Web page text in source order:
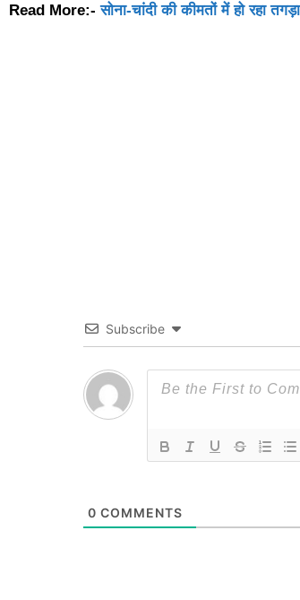
Read More:-सोना-चांदी की कीमतों में हो रहा
Subscribe
0 COMMENTS